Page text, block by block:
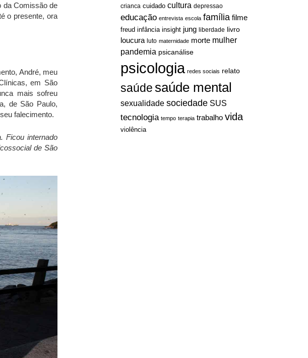
crianca cuidado cultura depressao
educação entrevista escola família filme
freud infância insight jung liberdade livro
loucura luto maternidade morte mulher
pandemia psicanálise
psicologia redes sociais relato
saúdesaúde mental
sexualidade sociedade SUS
tecnologia tempo terapia trabalho vida
violência
da Comissão de
o presente, ora
André, meu
em São
mais sofreu
de São Paulo,
falecimento.
Ficou internado
de São